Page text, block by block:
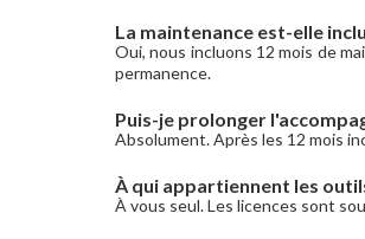
La maintenance est-elle
Oui, nous incluons 12 mois de
permanence.
Puis-je prolonger
Absolument. Après les 12 mois
À qui appartiennent les
À vous seul. Les licences sont